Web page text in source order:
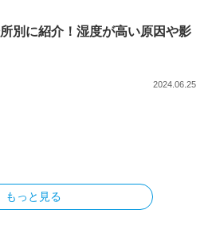
別に紹介！湿度が高い原因や影
2024.06.25
もっと見る